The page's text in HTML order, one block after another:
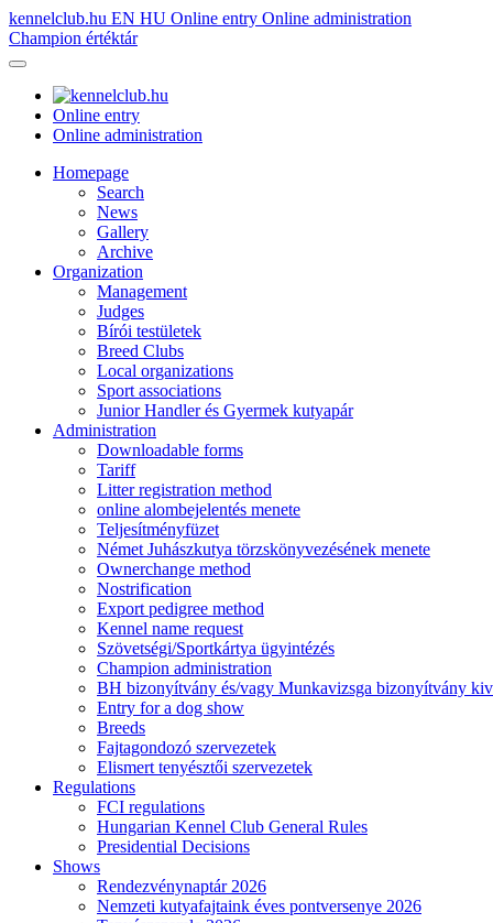
kennelclub.hu EN HU Online entry Online administration
Champion értéktár
Online entry
Online administration
Homepage
Search
News
Gallery
Archive
Organization
Management
Judges
Bírói testületek
Breed Clubs
Local organizations
Sport associations
Junior Handler és Gyermek kutyapár
Administration
Downloadable forms
Tariff
Litter registration method
online alombejelentés menete
Teljesítményfüzet
Német Juhászkutya törzskönyvezésének menete
Ownerchange method
Nostrification
Export pedigree method
Kennel name request
Szövetségi/Sportkártya ügyintézés
Champion administration
BH bizonyítvány és/vagy Munkavizsga bizonyítvány
Entry for a dog show
Breeds
Fajtagondozó szervezetek
Elismert tenyésztői szervezetek
Regulations
FCI regulations
Hungarian Kennel Club General Rules
Presidential Decisions
Shows
Rendezvénynaptár 2026
Nemzeti kutyafajtaink éves pontversenye 2026